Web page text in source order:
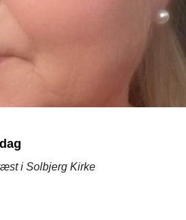
i Solbjerg Kirke